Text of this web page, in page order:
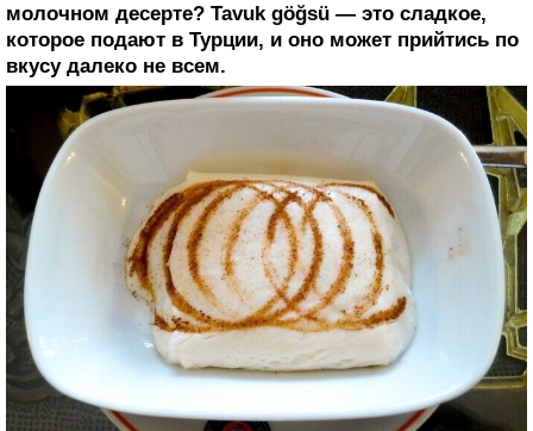
молочном десерте? Tavuk göğsü — это сладкое,
которое подают в Турции, и оно может прийтись по
вкусу далеко не всем.